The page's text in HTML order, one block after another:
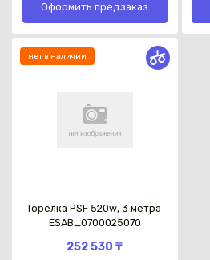
Оформить предзаказ
нет в наличии
Горелка PSF 520w, 3 метра
ESAB_0700025070
252 530 ₸